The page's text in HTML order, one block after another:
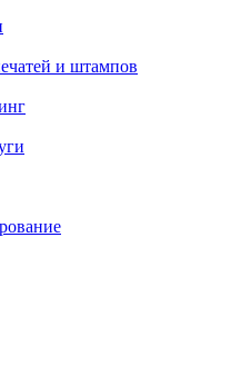
и штампов